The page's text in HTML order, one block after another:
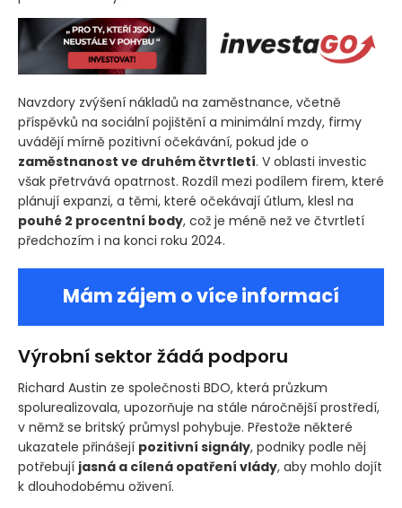
Navzdory zvýšení nákladů na zaměstnance, včetně
příspěvků na sociální pojištění a minimální mzdy, firmy
uvádějí mírně pozitivní očekávání, pokud jde o
zaměstnanost ve druhém čtvrtletí. V oblasti investic
však přetrvává opatrnost. Rozdíl mezi podílem firem, které
plánují expanzi, a těmi, které očekávají útlum, klesl na
pouhé 2 procentní body, což je méně než ve čtvrtletí
předchozím i na konci roku 2024.
Mám zájem o více informací
Výrobní sektor žádá podporu
Richard Austin ze společnosti BDO, která průzkum
spolurealizovala, upozorňuje na stále náročnější prostředí,
v němž se britský průmysl pohybuje. Přestože některé
ukazatele přinášejí pozitivní signály, podniky podle něj
potřebují jasná a cílená opatření vlády, aby mohlo dojít
k dlouhodobému oživení.